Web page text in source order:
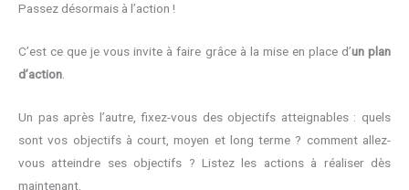
Passez désormais à l’action !
C’est ce que je vous invite à faire grâce à la mise en place d’un plan
d’action
Un pas après l’autre, fixez-vous des objectifs atteignables : quels
sont vos objectifs à court, moyen et long terme ? comment allez-
vous atteindre ses objectifs ? Listez les actions à réaliser dès
maintenant.